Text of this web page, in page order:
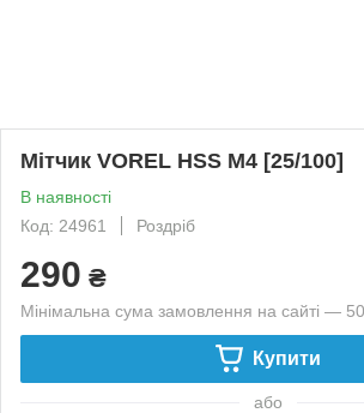
Мітчик VOREL HSS M4 [25/100]
В наявності
Код: 24961
Роздріб
290 ₴
Мінімальна сума замовлення на сайті —
Купити
або